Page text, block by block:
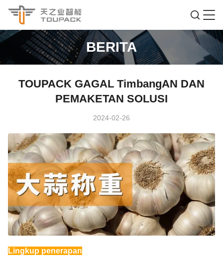
BERITA
TOUPACK GAGAL TimbangAN DAN
PEMAKETAN SOLUSI
2024-02-26
Lingkup penerapan